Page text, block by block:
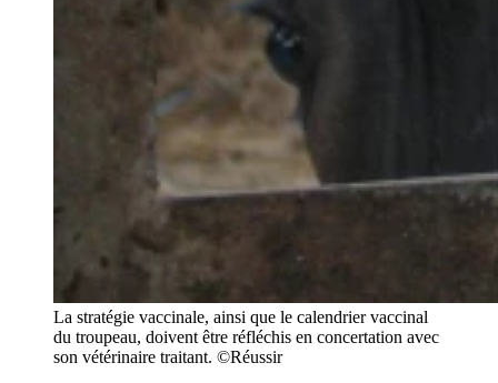
La stratégie vaccinale, ainsi que le calendrier vaccinal
du troupeau, doivent être réfléchis en concertation avec
son vétérinaire traitant. ©Réussir